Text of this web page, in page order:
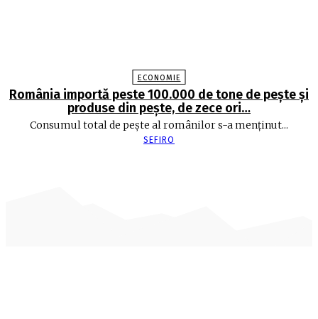
ECONOMIE
România importă peste 100.000 de tone de peşte şi
produse din peşte, de zece ori…
Consumul total de peşte al ro­mâ­nilor s-a menţinut...
SEFIRO